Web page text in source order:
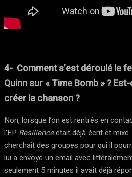
4- Comment s’est déroulé le
Quinn sur « Time Bomb » ?
créer la chanson ?
Non, lorsque l’on est rentrés en
l’EP Resilienceétait déjà écrit et mixé.
cherchait des groupes pour qui il
lui a envoyé un email avec
seulement 5 minutes il avait déjà